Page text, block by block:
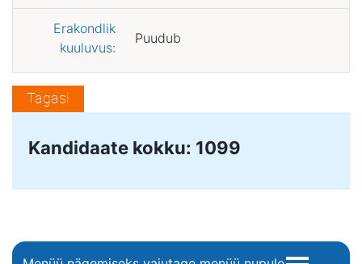
Erakondlik
kuuluvus:
Puudub
Tagasi
Kandidaate kokku: 1099